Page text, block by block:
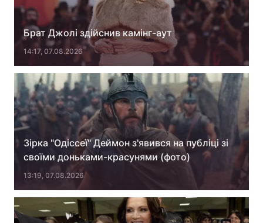
Архів Вакансії
Контакти
Послуги
Тема оформлення
Брат Джолі здійснив камінг-аут
14:17, 07.08.2026
Зірка "Одіссеї" Деймон з'явився на публіці зі
своїми доньками-красунями (фото)
13:19, 07.08.2026